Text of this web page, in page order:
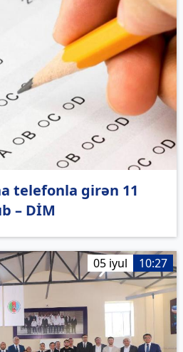
telefonla girən 11
– DİM
05 iyul 10:27